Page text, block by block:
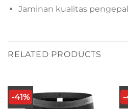
Jaminan kualitas
RELATED PRODUCTS
-41% -